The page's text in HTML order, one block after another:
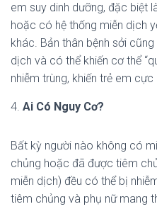
em suy dinh dưỡng, đặc biệt
hoặc có hệ thống miễn dịch
khác. Bản thân bệnh sởi
dịch và có thể khiến cơ thể
nhiễm trùng, khiến trẻ em
4. Ai Có Nguy Cơ?
Bất kỳ người nào không có
chủng hoặc đã được tiêm
miễn dịch) đều có thể bị
tiêm chủng và phụ nữ mang